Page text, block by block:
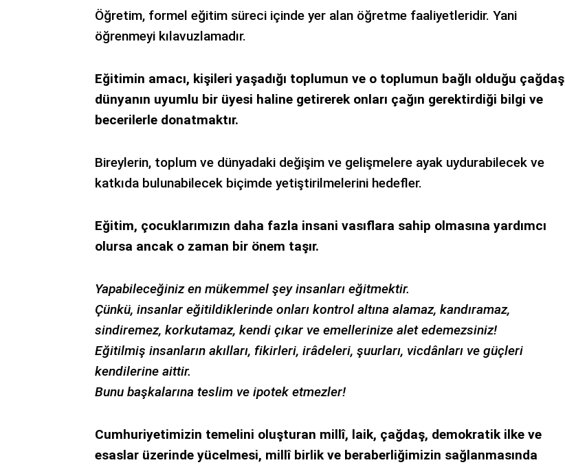
Öğretim, formel eğitim süreci içinde yer alan öğretme faaliyetleridir. Yani
öğrenmeyi kılavuzlamadır.
Eğitimin amacı, kişileri yaşadığı toplumun ve o toplumun bağlı olduğu çağdaş
dünyanın uyumlu bir üyesi haline getirerek onları çağın gerektirdiği bilgi ve
becerilerle donatmaktır.
Bireylerin, toplum ve dünyadaki değişim ve gelişmelere ayak uydurabilecek ve
katkıda bulunabilecek biçimde yetiştirilmelerini hedefler.
Eğitim, çocuklarımızın daha fazla insani vasıflara sahip olmasına yardımcı
olursa ancak o zaman bir önem taşır.
Yapabileceğiniz en mükemmel şey insanları eğitmektir.
Çünkü, insanlar eğitildiklerinde onları kontrol altına alamaz, kandıramaz,
sindiremez, korkutamaz, kendi çıkar ve emellerinize alet edemezsiniz!
Eğitilmiş insanların akılları, fikirleri, irâdeleri, şuurları, vicdânları ve güçleri
kendilerine aittir.
Bunu başkalarına teslim ve ipotek etmezler!
Cumhuriyetimizin temelini oluşturan millî, laik, çağdaş, demokratik ilke ve
esaslar üzerinde yücelmesi, millî birlik ve beraberliğimizin sağlanmasında